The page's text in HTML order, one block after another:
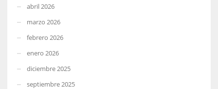
abril 2026
marzo 2026
febrero 2026
enero 2026
diciembre 2025
septiembre 2025